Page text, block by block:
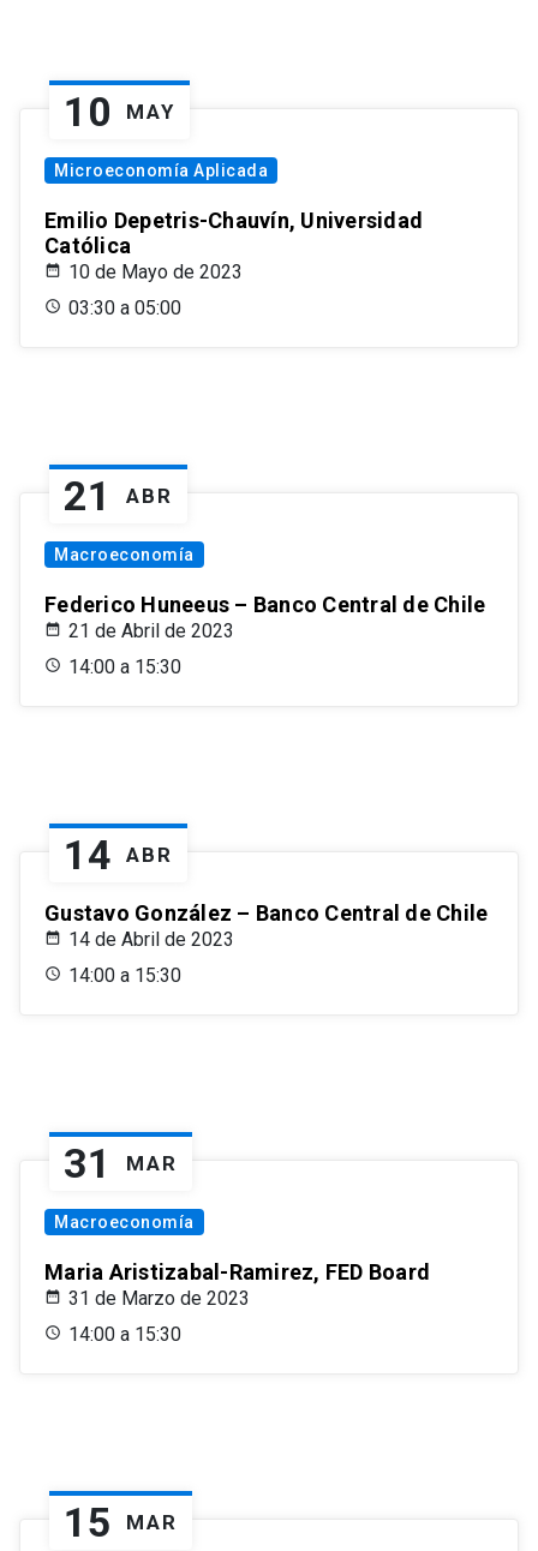
10 MAY
Microeconomía Aplicada
Emilio Depetris-Chauvín, Universidad
Católica
10 de Mayo de 2023
03:30 a 05:00
21 ABR
Macroeconomía
Federico Huneeus – Banco Central de Chile
21 de Abril de 2023
14:00 a 15:30
14 ABR
Gustavo González – Banco Central de Chile
14 de Abril de 2023
14:00 a 15:30
31 MAR
Macroeconomía
Maria Aristizabal-Ramirez, FED Board
31 de Marzo de 2023
14:00 a 15:30
15 MAR